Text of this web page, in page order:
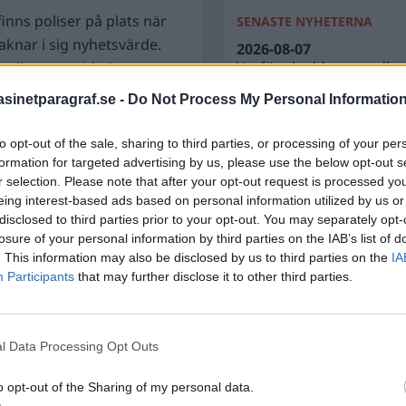
- Do Not Process My Personal Information
opt-out of the sale, sharing to third parties, or processing of your
for targeted advertising by us, please use the below opt-out
selection. Please note that after your opt-out request is processed
interest-based ads based on personal information utilized by us
to third parties prior to your opt-out. You may separately
of your personal information by third parties on the IAB’s list of
This information may also be disclosed by us to third parties on the
Participants that may further disclose it to other third parties.
Data Processing Opt Outs
opt-out of the Sharing of my personal data.
poliser på plats när
i sig nyhetsvärde.
som vid AIK-
pengar blir en
klickbete.
och då spelar det
Burgården. Han vet
elever med
ett hav av kurdiska,
gymnasieskolor är
SENASTE NYHETERNA
Varför skyddar
2026-08-07
Nyhetsplock fredag 7
Döda pensionärer är ett
nästa aktieutdelning
2026-08-06
Nyhetsplock torsdag 6
2026-08-06
2026-08-05